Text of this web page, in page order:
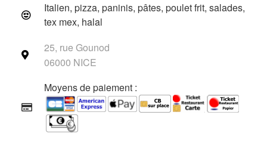
Italien, pizza, paninis, pâtes, poulet frit, salades,
tex mex, halal
25, rue Gounod
06000 NICE
Moyens de paiement :